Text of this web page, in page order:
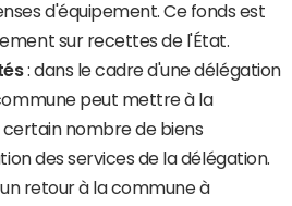
d'équipement. Ce fonds est
sur recettes de l'État.
: dans le cadre d'une délégation
peut mettre à la
certain nombre de biens
des services de la délégation.
retour à la commune à